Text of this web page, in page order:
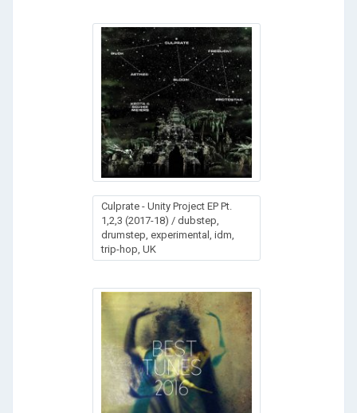
Culprate - Unity Project EP Pt.
1,2,3 (2017-18) / dubstep,
drumstep, experimental, idm,
trip-hop, UK